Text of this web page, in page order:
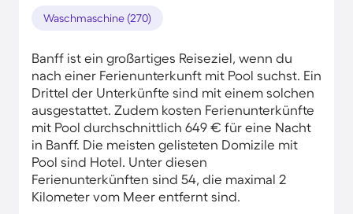
Waschmaschine (270)
Banff ist ein großartiges Reiseziel, wenn du
nach einer Ferienunterkunft mit Pool suchst. Ein
Drittel der Unterkünfte sind mit einem solchen
ausgestattet. Zudem kosten Ferienunterkünfte
mit Pool durchschnittlich 649 € für eine Nacht
in Banff. Die meisten gelisteten Domizile mit
Pool sind Hotel. Unter diesen
Ferienunterkünften sind 54, die maximal 2
Kilometer vom Meer entfernt sind.